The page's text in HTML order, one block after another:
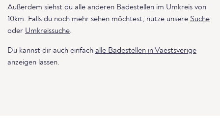
Außerdem siehst du alle anderen Badestellen im Umkreis von
10km. Falls du noch mehr sehen möchtest, nutze unsere Suche
oder Umkreissuche.
Du kannst dir auch einfach alle Badestellen in Vaestsverige
anzeigen lassen.